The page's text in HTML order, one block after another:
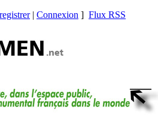
| Connexion ] Flux RSS